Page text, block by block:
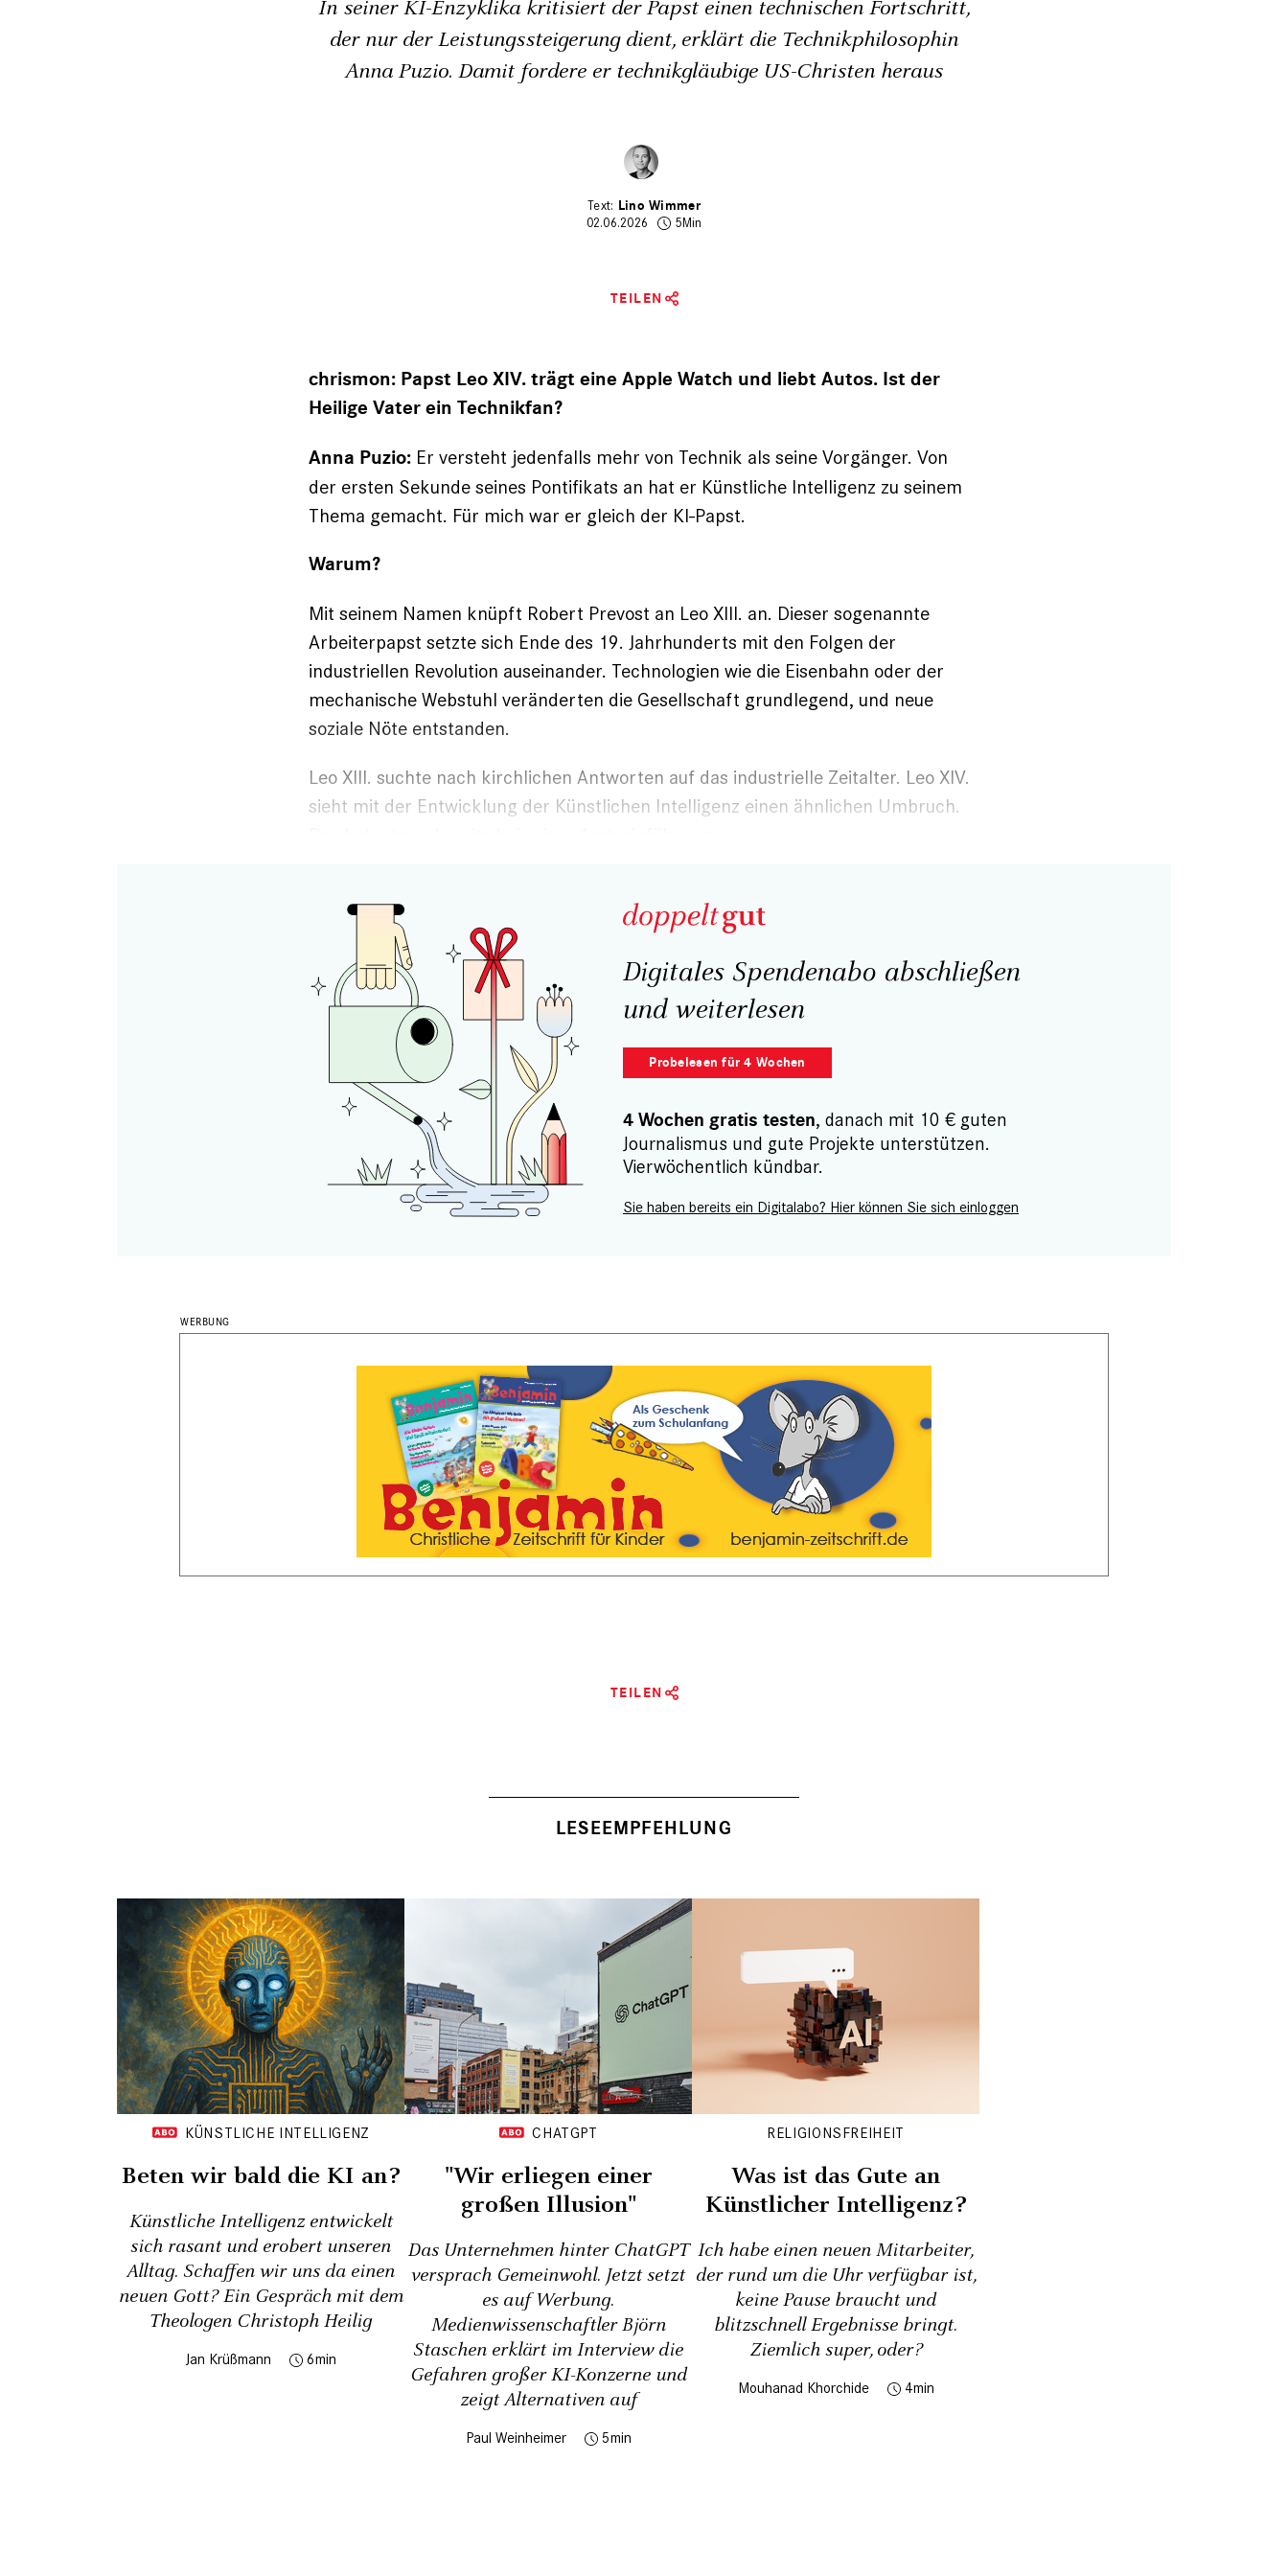
In seiner KI-Enzyklika kritisiert der Papst einen technischen Fortschritt,
der nur der Leistungssteigerung dient, erklärt die Technikphilosophin
Anna Puzio. Damit fordere er technikgläubige US-Christen heraus
Lino Wimmer
02.06.2026
5Min
TEILEN
chrismon: Papst Leo XIV. trägt eine Apple Watch und liebt Autos. Ist der
Heilige Vater ein Technikfan?
Anna Puzio: Er versteht jedenfalls mehr von Technik als seine Vorgänger. Von
der ersten Sekunde seines Pontifikats an hat er Künstliche Intelligenz zu seinem
Thema gemacht. Für mich war er gleich der KI-Papst.
Warum?
Mit seinem Namen knüpft Robert Prevost an Leo XIII. an. Dieser sogenannte
Arbeiterpapst setzte sich Ende des 19. Jahrhunderts mit den Folgen der
industriellen Revolution auseinander. Technologien wie die Eisenbahn oder der
mechanische Webstuhl veränderten die Gesellschaft grundlegend, und neue
soziale Nöte entstanden.
Leo XIII. suchte nach kirchlichen Antworten auf das industrielle Zeitalter. Leo XIV.
sieht mit der Entwicklung der Künstlichen Intelligenz einen ähnlichen Umbruch.
Digitales Spendenabo abschließen
und weiterlesen
Probelesen für 4 Wochen
4 Wochen gratis testen, danach mit 10 € guten
Journalismus und gute Projekte unterstützen.
Vierwöchentlich kündbar.
Sie haben bereits ein Digitalabo? Hier können Sie sich einloggen
TEILEN
LESEEMPFEHLUNG
KÜNSTLICHE INTELLIGENZ
Beten wir bald die KI an?
Künstliche Intelligenz entwickelt
sich rasant und erobert unseren
Alltag. Schaffen wir uns da einen
neuen Gott? Ein Gespräch mit dem
Theologen Christoph Heilig
Jan Krüßmann 6
CHATGPT
"Wir erliegen einer
großen Illusion"
Das Unternehmen hinter ChatGPT
versprach Gemeinwohl. Jetzt setzt
es auf Werbung.
Medienwissenschaftler Björn
Staschen erklärt im Interview die
Gefahren großer KI-Konzerne und
zeigt Alternativen auf
Paul Weinheimer 5
RELIGIONSFREIHEIT
Was ist das Gute an
Künstlicher Intelligenz?
Ich habe einen neuen Mitarbeiter,
der rund um die Uhr verfügbar ist,
keine Pause braucht und
blitzschnell Ergebnisse bringt.
Ziemlich super, oder?
Mouhanad Khorchide 4